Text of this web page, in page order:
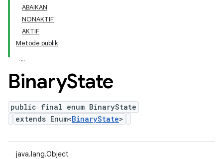
ABAIKAN
NONAKTIF
AKTIF
Metode publik
BinaryState
public final enum BinaryState
extends Enum<BinaryState>
java.lang.Object